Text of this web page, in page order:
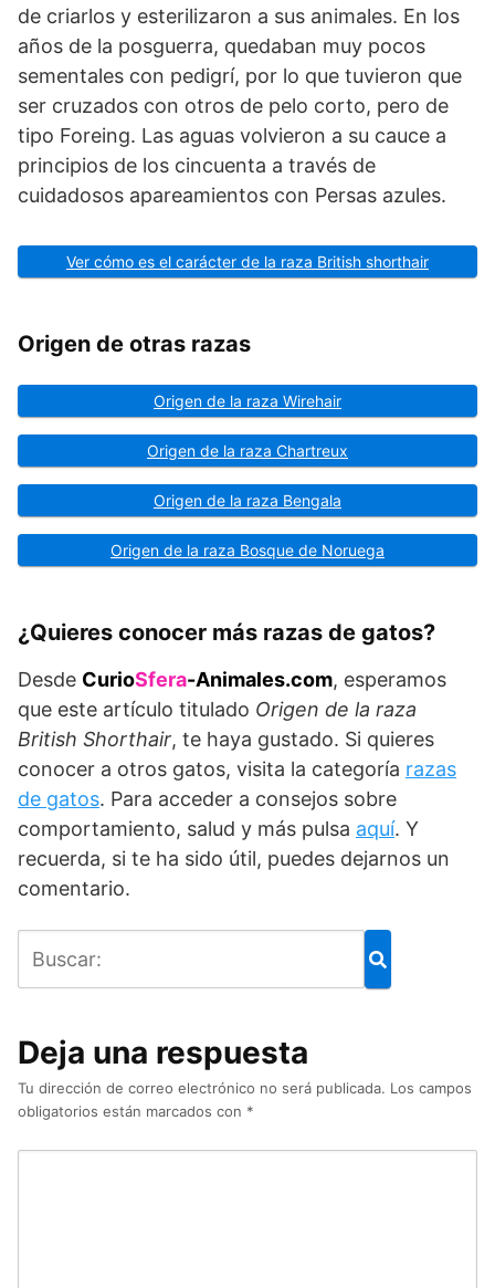
de criarlos y esterilizaron a sus animales. En los
años de la posguerra, quedaban muy pocos
sementales con pedigrí, por lo que tuvieron que
ser cruzados con otros de pelo corto, pero de
tipo Foreing. Las aguas volvieron a su cauce a
principios de los cincuenta a través de
cuidadosos apareamientos con Persas azules.
Ver cómo es el carácter de la raza British shorthair
Origen de otras razas
Origen de la raza Wirehair
Origen de la raza Chartreux
Origen de la raza Bengala
Origen de la raza Bosque de Noruega
¿Quieres conocer más razas de gatos?
Desde CurioSfera-Animales.com, esperamos
que este artículo titulado Origen de la raza
British Shorthair, te haya gustado. Si quieres
conocer a otros gatos, visita la categoría razas
de gatos. Para acceder a consejos sobre
comportamiento, salud y más pulsa aquí. Y
recuerda, si te ha sido útil, puedes dejarnos un
comentario.
Deja una respuesta
Tu dirección de correo electrónico no será publicada. Los campos
obligatorios están marcados con *